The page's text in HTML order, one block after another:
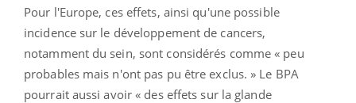
Pour l'Europe, ces effets, ainsi qu'une possible
incidence sur le développement de cancers,
notamment du sein, sont considérés comme « peu
probables mais n'ont pas pu être exclus. » Le BPA
pourrait aussi avoir « des effets sur la glande